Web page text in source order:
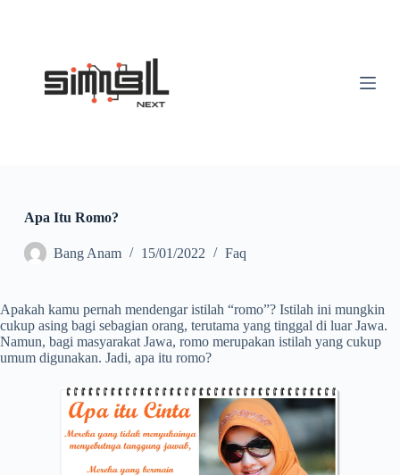
Apa Itu Romo?
Bang Anam 15/01/2022 Faq
Apakah kamu pernah mendengar istilah “romo”? Istilah ini mungkin
cukup asing bagi sebagian orang, terutama yang tinggal di luar Jawa.
Namun, bagi masyarakat Jawa, romo merupakan istilah yang cukup
umum digunakan. Jadi, apa itu romo?